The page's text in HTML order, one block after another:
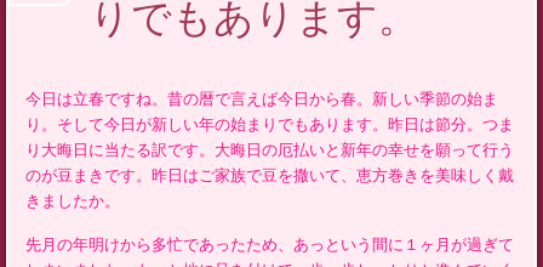
りでもあります。
今日は立春ですね。昔の暦で言えば今日から春。新しい季節の始ま
り。そして今日が新しい年の始まりでもあります。昨日は節分。つま
り大晦日に当たる訳です。大晦日の厄払いと新年の幸せを願って行う
のが豆まきです。昨日はご家族で豆を撒いて、恵方巻きを美味しく戴
きましたか。
先月の年明けから多忙であったため、あっという間に１ヶ月が過ぎて